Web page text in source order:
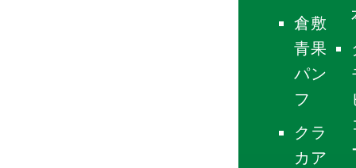
倉敷
青果
パン
フ
クラ
カア